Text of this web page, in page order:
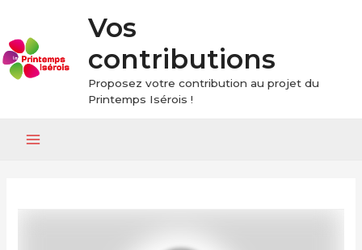
Vos
contributions
Proposez votre contribution au projet du
Printemps Isérois !